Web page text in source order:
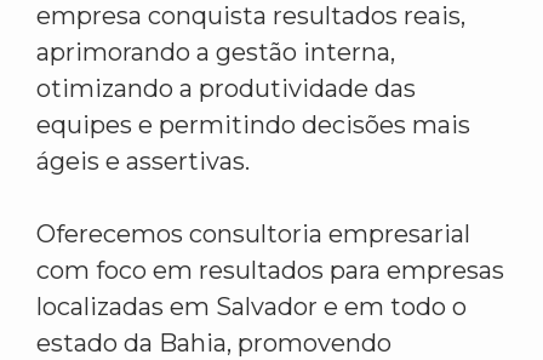
empresa conquista resultados reais,
aprimorando a gestão interna,
otimizando a produtividade das
equipes e permitindo decisões mais
ágeis e assertivas.
Oferecemos consultoria empresarial
com foco em resultados para empresas
localizadas em Salvador e em todo o
estado da Bahia, promovendo